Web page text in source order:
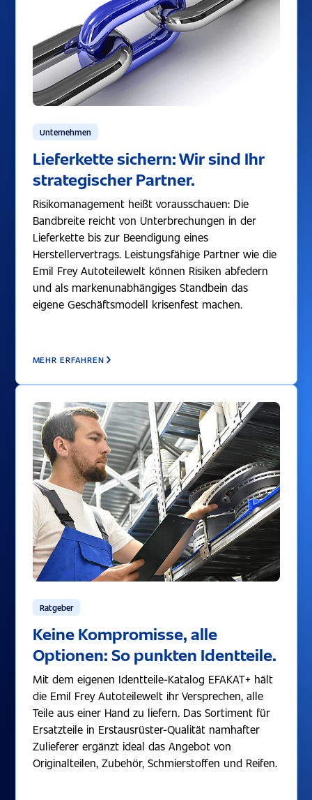
Unternehmen
Lieferkette sichern: Wir sind Ihr
strategischer Partner.
Risikomanagement heißt vorausschauen: Die
Bandbreite reicht von Unterbrechungen in der
Lieferkette bis zur Beendigung eines
Herstellervertrags. Leistungsfähige Partner wie die
Emil Frey Autoteilewelt können Risiken abfedern
und als markenunabhängiges Standbein das
eigene Geschäftsmodell krisenfest machen.
MEHR ERFAHREN
Ratgeber
Keine Kompromisse, alle
Optionen: So punkten Identteile.
Mit dem eigenen Identteile-Katalog EFAKAT+ hält
die Emil Frey Autoteilewelt ihr Versprechen, alle
Teile aus einer Hand zu liefern. Das Sortiment für
Ersatzteile in Erstausrüster-Qualität namhafter
Zulieferer ergänzt ideal das Angebot von
Originalteilen, Zubehör, Schmierstoffen und Reifen.